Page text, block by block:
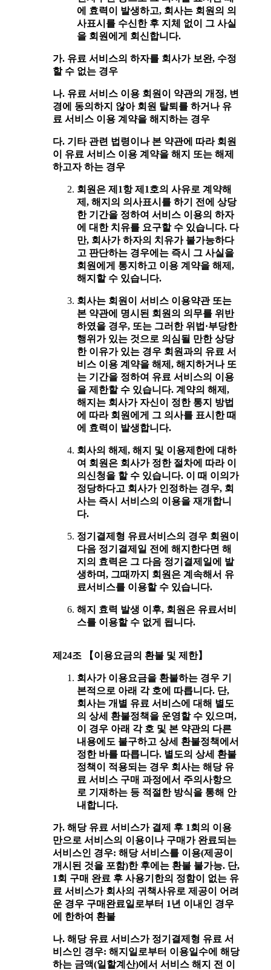
에 효력이 발생하고, 회사는 회원의 의
사표시를 수신한 후 지체 없이 그 사실
을 회원에게 회신합니다.
가. 유료 서비스의 하자를 회사가 보완, 수정
할 수 없는 경우
나. 유료 서비스 이용 회원이 약관의 개정, 변
경에 동의하지 않아 회원 탈퇴를 하거나 유
료 서비스 이용 계약을 해지하는 경우
다. 기타 관련 법령이나 본 약관에 따라 회원
이 유료 서비스 이용 계약을 해지 또는 해제
하고자 하는 경우
회원은 제1항 제1호의 사유로 계약해
제, 해지의 의사표시를 하기 전에 상당
한 기간을 정하여 서비스 이용의 하자
에 대한 치유를 요구할 수 있습니다. 다
만, 회사가 하자의 치유가 불가능하다
고 판단하는 경우에는 즉시 그 사실을
회원에게 통지하고 이용 계약을 해제,
해지할 수 있습니다.
회사는 회원이 서비스 이용약관 또는
본 약관에 명시된 회원의 의무를 위반
하였을 경우, 또는 그러한 위법·부당한
행위가 있는 것으로 의심될 만한 상당
한 이유가 있는 경우 회원과의 유료 서
비스 이용 계약을 해제, 해지하거나 또
는 기간을 정하여 유료 서비스의 이용
을 제한할 수 있습니다. 계약의 해제,
해지는 회사가 자신이 정한 통지 방법
에 따라 회원에게 그 의사를 표시한 때
에 효력이 발생합니다.
회사의 해제, 해지 및 이용제한에 대하
여 회원은 회사가 정한 절차에 따라 이
의신청을 할 수 있습니다. 이 때 이의가
정당하다고 회사가 인정하는 경우, 회
사는 즉시 서비스의 이용을 재개합니
다.
정기결제형 유료서비스의 경우 회원이
다음 정기결제일 전에 해지한다면 해
지의 효력은 그 다음 정기결제일에 발
생하며, 그때까지 회원은 계속해서 유
료서비스를 이용할 수 있습니다.
해지 효력 발생 이후, 회원은 유료서비
스를 이용할 수 없게 됩니다.
제24조 【이용요금의 환불 및 제한】
회사가 이용요금을 환불하는 경우 기
본적으로 아래 각 호에 따릅니다. 단,
회사는 개별 유료 서비스에 대해 별도
의 상세 환불정책을 운영할 수 있으며,
이 경우 아래 각 호 및 본 약관의 다른
내용에도 불구하고 상세 환불정책에서
정한 바를 따릅니다. 별도의 상세 환불
정책이 적용되는 경우 회사는 해당 유
료 서비스 구매 과정에서 주의사항으
로 기재하는 등 적절한 방식을 통해 안
내합니다.
가. 해당 유료 서비스가 결제 후 1회의 이용
만으로 서비스의 이용이나 구매가 완료되는
서비스인 경우: 해당 서비스를 이용(제공이
개시된 것을 포함)한 후에는 환불 불가능. 단,
1회 구매 완료 후 사용기한의 정함이 없는 유
료 서비스가 회사의 귀책사유로 제공이 어려
운 경우 구매완료일로부터 1년 이내인 경우
에 한하여 환불
나. 해당 유료 서비스가 정기결제형 유료 서
비스인 경우: 해지일로부터 이용일수에 해당
하는 금액(일할계산)에서 서비스 해지 전 이